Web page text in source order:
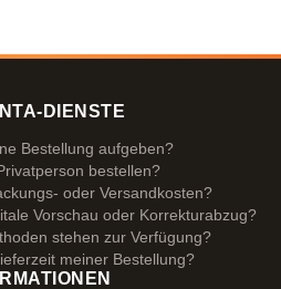
DIENSTE
Bestellung aufgeben?
bestellen?
oder Versandkosten?
Vorschau oder Korrekturabzug?
stehen zur Verfügung?
meiner Bestellung?